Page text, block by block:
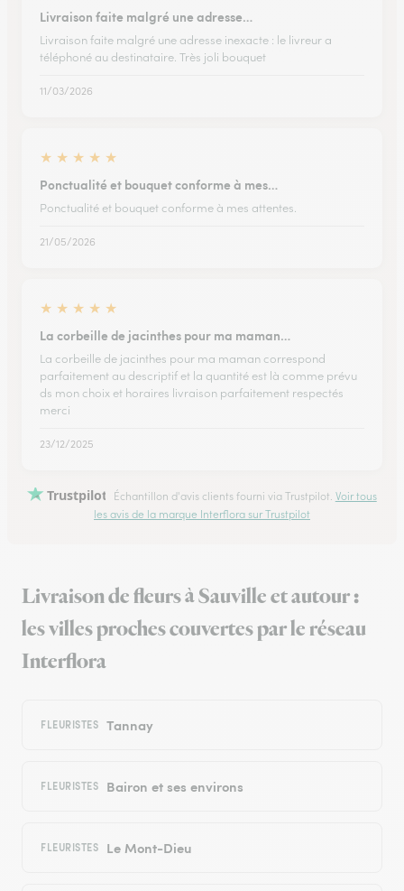
Livraison faite malgré une adresse…
Livraison faite malgré une adresse inexacte : le livreur a
téléphoné au destinataire. Très joli bouquet
11/03/2026
★ ★ ★ ★ ★
Ponctualité et bouquet conforme à mes…
Ponctualité et bouquet conforme à mes attentes.
21/05/2026
★ ★ ★ ★ ★
La corbeille de jacinthes pour ma maman…
La corbeille de jacinthes pour ma maman correspond
parfaitement au descriptif et la quantité est là comme prévu
ds mon choix et horaires livraison parfaitement respectés
merci
23/12/2025
Trustpilot Échantillon d'avis clients fourni via Trustpilot. Voir tous
les avis de la marque Interflora sur Trustpilot
Livraison de fleurs à Sauville et autour :
les villes proches couvertes par le réseau
Interflora
FLEURISTES Tannay
FLEURISTES Bairon et ses environs
FLEURISTES Le Mont-Dieu